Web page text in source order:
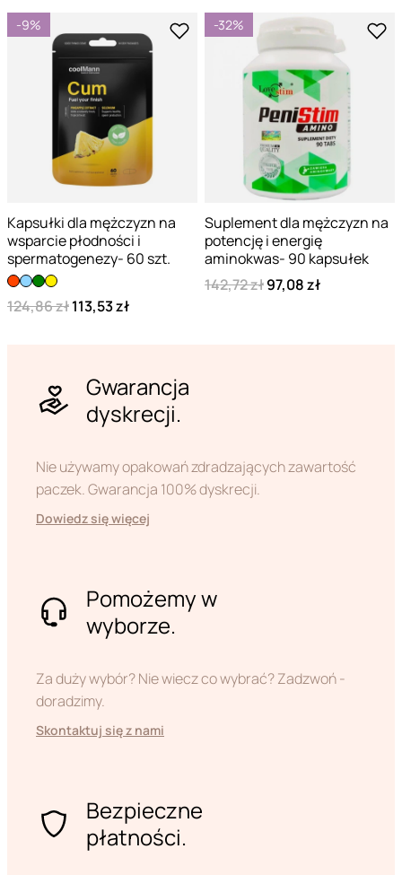
-9%
Kapsułki dla mężczyzn na
wsparcie płodności i
spermatogenezy- 60 szt.
124,86 zł113,53 zł
-32%
Suplement dla mężczyzn na
potencję i energię
aminokwas- 90 kapsułek
142,72 zł97,08 zł
Gwarancja
dyskrecji.
Nie używamy opakowań zdradzających zawartość
paczek. Gwarancja 100% dyskrecji.
Dowiedz się więcej
Pomożemy w
wyborze.
Za duży wybór? Nie wiecz co wybrać? Zadzwoń -
doradzimy.
Skontaktuj się z nami
Bezpieczne
płatności.